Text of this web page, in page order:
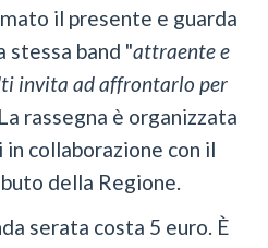
il presente e guarda
band "attraente e
invita ad affrontarlo per
rassegna è organizzata
collaborazione con il
della Regione.
serata costa 5 euro. È